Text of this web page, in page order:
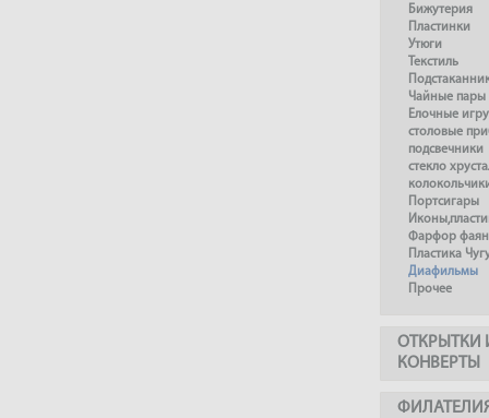
Бижутерия
Пластинки
Утюги
Текстиль
Чайные пары
Елочные
столовые
подсвечники
стекло
Портсигары
Фарфор
Пластика
Диафильмы
Прочее
ОТКРЫТКИ
КОНВЕРТЫ